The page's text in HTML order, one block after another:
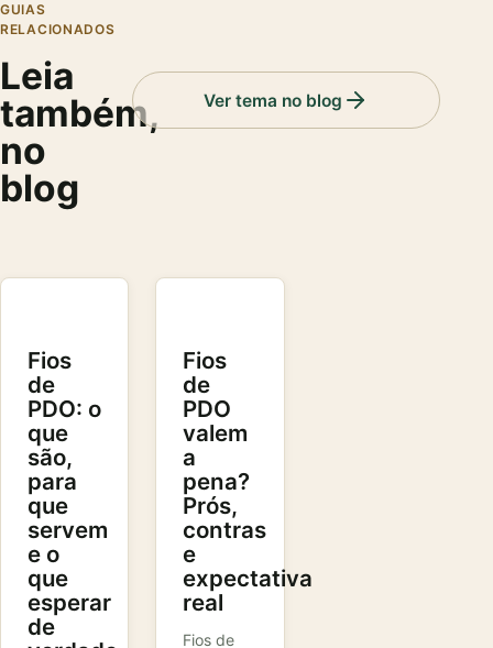
GUIAS
RELACIONADOS
Leia
também,
no
blog
Ver tema no blog
Fios
de
PDO: o
que
são,
para
que
servem
e o
que
esperar
de
Fios
de
PDO
valem
a
pena?
Prós,
contras
e
expectativa
real
Fios de